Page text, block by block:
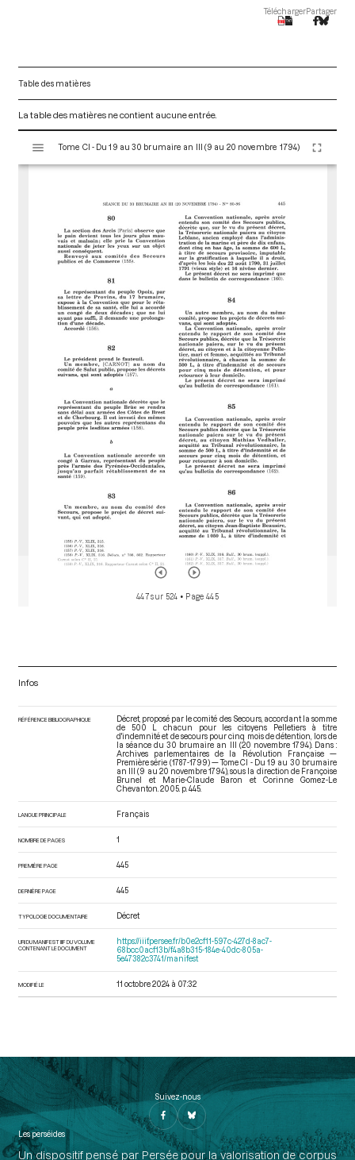
TéléchargerPartager
Table des matières
La table des matières ne contient aucune entrée.
s
Tome CI - Du 19 au 30 brumaire an III (9 au 20 novembre 1794)
447 sur 524 • Page 445
Infos
RÉFÉRENCE BIBLIOGRAPHIQUE
Décret, proposé par le comité des Secours, accordant la somme
de 500 L chacun pour les citoyens Pelletiers à titre
d'indemnité et de secours pour cinq mois de détention, lors de
la séance du 30 brumaire an III (20 novembre 1794). Dans :
Archives parlementaires de la Révolution Française —
Première série (1787-1799) — Tome CI - Du 19 au 30 brumaire
an III (9 au 20 novembre 1794) , sous la direction de Françoise
Brunel et Marie-Claude Baron et Corinne Gomez-Le
Chevanton. 2005. p. 445.
LANGUE PRINCIPALE Français
NOMBRE DE PAGES 1
PREMIÈRE PAGE 445
DERNIÈRE PAGE 445
TYPOLOGIE DOCUMENTAIRE Décret
URI DU MANIFEST IIIF DU VOLUME
CONTENANT LE DOCUMENT
https://iiif.persee.fr/b0e2cf11-597c-427d-8ac7-
68bcc0acf13b/f4a8b315-184e-40dc-805a-
5e47382c3741/manifest
MODIFIÉ LE 11 octobre 2024 à 07:32
Suivez-nous
Les perséides
Un dispositif pensé par Persée pour la valorisation de corpus